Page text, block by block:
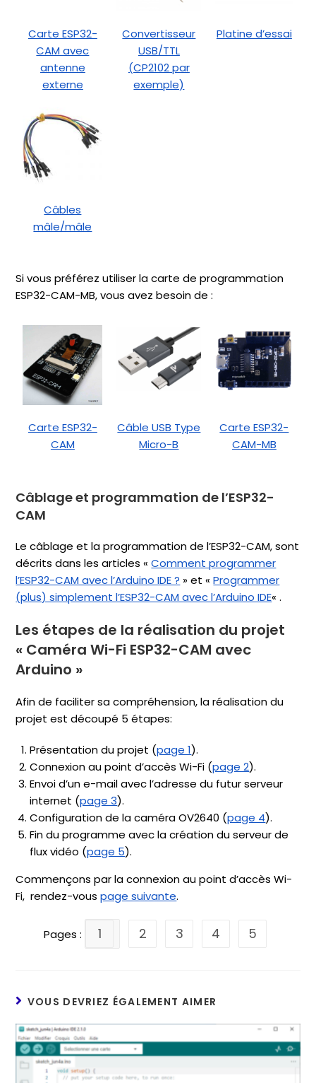
Carte ESP32-
CAM avec
antenne
externe
Convertisseur
USB/TTL
(CP2102 par
exemple)
Platine d’essai
Câbles
mâle/mâle
Si vous préférez utiliser la carte de programmation
ESP32-CAM-MB, vous avez besoin de :
Carte ESP32-
CAM
Câble USB Type
Micro-B
Carte ESP32-
CAM-MB
Câblage et programmation de l’ESP32-
CAM
Le câblage et la programmation de l’ESP32-CAM, sont
décrits dans les articles «Comment programmer
l’ESP32-CAM avec l’Arduino IDE ? » et «Programmer
(plus) simplement l’ESP32-CAM avec l’Arduino IDE« .
Les étapes de la réalisation du projet
« Caméra Wi-Fi ESP32-CAM avec
Arduino »
Afin de faciliter sa compréhension, la réalisation du
projet est découpé 5 étapes:
Présentation du projet (page 1).
Connexion au point d’accès Wi-Fi (page 2).
Envoi d’un e-mail avec l’adresse du futur serveur
internet (page 3).
Configuration de la caméra OV2640 (page 4).
Fin du programme avec la création du serveur de
flux vidéo (page 5).
Commençons par la connexion au point d’accès Wi-
Fi, rendez-vouspage suivante.
Pages : 1 2 3 4 5
VOUS DEVRIEZ ÉGALEMENT AIMER